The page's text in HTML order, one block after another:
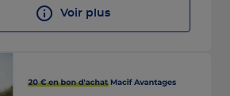
Voir plus